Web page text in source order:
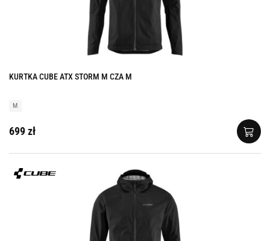
KURTKA CUBE ATX STORM M CZA M
M
699 zł